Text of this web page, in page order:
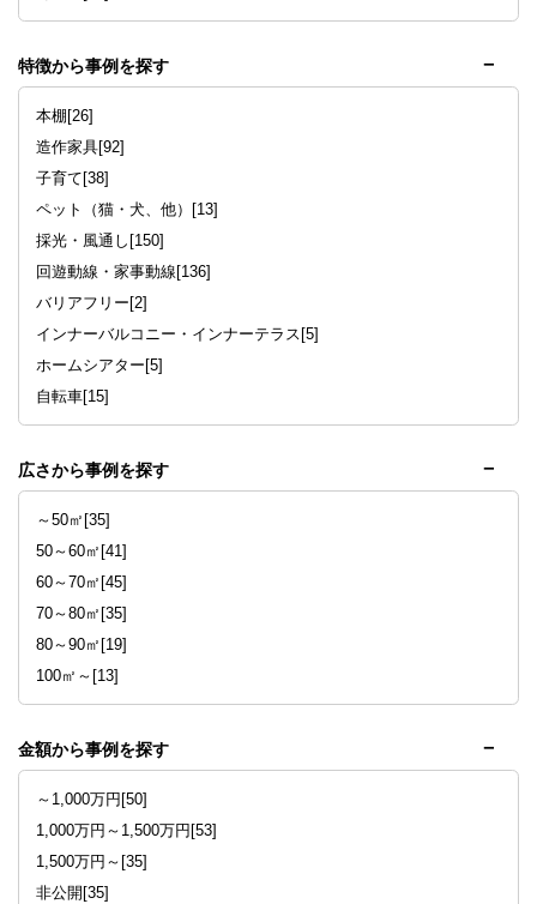
特徴から事例を探す
本棚[26]
造作家具[92]
子育て[38]
ペット（猫・犬、他）[13]
採光・風通し[150]
回遊動線・家事動線[136]
バリアフリー[2]
インナーバルコニー・インナーテラス[5]
ホームシアター[5]
自転車[15]
広さから事例を探す
～50㎡[35]
50～60㎡[41]
60～70㎡[45]
70～80㎡[35]
80～90㎡[19]
100㎡～[13]
金額から事例を探す
～1,000万円[50]
1,000万円～1,500万円[53]
1,500万円～[35]
非公開[35]